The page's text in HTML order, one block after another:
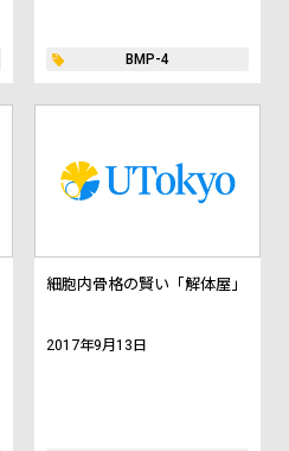
BMP-4
細胞内骨格の賢い「解体屋」
2017年9月13日